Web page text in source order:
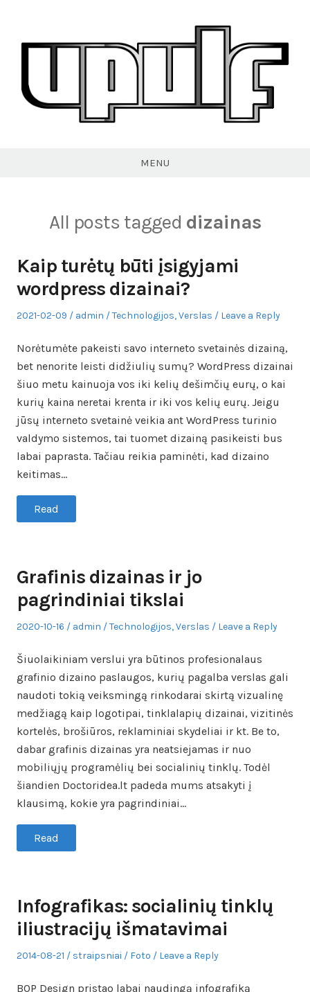
content
MENU
All posts tagged dizainas
Kaip turėtų būti įsigyjami
wordpress dizainai?
Posted
2021-02-09 Author
admin
Posted
Technologijos,Verslas Leave a Reply
Norėtumėte pakeisti savo interneto svetainės dizainą,
bet nenorite leisti didžiulių sumų? WordPress dizainai
šiuo metu kainuoja vos iki kelių dešimčių eurų, o kai
kurių kaina neretai krenta ir iki vos kelių eurų. Jeigu
jūsų interneto svetainė veikia ant WordPress turinio
valdymo sistemos, tai tuomet dizainą pasikeisti bus
labai paprasta. Tačiau reikia paminėti, kad dizaino
keitimas…
Read
Grafinis dizainas ir jo
pagrindiniai tikslai
Posted
2020-10-16 Author
admin
Posted
Technologijos,Verslas Leave a Reply
Šiuolaikiniam verslui yra būtinos profesionalaus
grafinio dizaino paslaugos, kurių pagalba verslas gali
naudoti tokią veiksmingą rinkodarai skirtą vizualinę
medžiagą kaip logotipai, tinklalapių dizainai, vizitinės
kortelės, brošiūros, reklaminiai skydeliai ir kt. Be to,
dabar grafinis dizainas yra neatsiejamas ir nuo
mobiliųjų programėlių bei socialinių tinklų. Todėl
šiandien Doctoridea.lt padeda mums atsakyti į
klausimą, kokie yra pagrindiniai…
Read
Infografikas: socialinių tinklų
iliustracijų išmatavimai
Posted
2014-08-21 Author
straipsniai
Posted
Foto Leave a Reply
BOP Design pristao labai naudingą infografiką